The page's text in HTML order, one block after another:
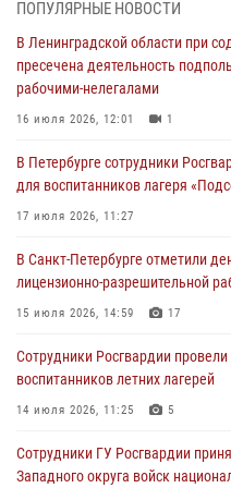
06 августа 2026, 13:39 1
В Центральном районе
хулигана, стрелявшего из
домами
06 августа 2026, 11:36
Сотрудники и военнослужащие
правопорядок при проведении
06 августа 2026, 07:30
В Выборгском районе наряд
разыскиваемый преступный
05 августа 2026, 12:25 2
Петербургские росгвардейцы
автомобиль, ранее
Ленобласти
ПОПУЛЯРНЫЕ НОВОСТИ
В Ленинградской области при
пресечена деятельность
рабочими-нелегалами
16 июля 2026, 12:01 1
В Петербурге сотрудники
для воспитанников лагеря
17 июля 2026, 11:27
В Санкт-Петербурге отметили
лицензионно-разрешительной
15 июля 2026, 14:59 17
Сотрудники Росгвардии
воспитанников летних лагерей
14 июля 2026, 11:25 5
Сотрудники ГУ Росгвардии
Западного округа войск